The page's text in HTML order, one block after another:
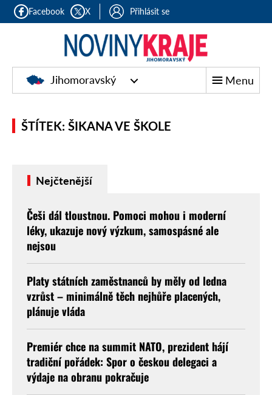
Facebook X Přihlásit se
Jihomoravský Menu
ŠTÍTEK: ŠIKANA VE ŠKOLE
Nejčtenější
Češi dál tloustnou. Pomoci mohou i moderní
léky, ukazuje nový výzkum, samospásné ale
nejsou
Platy státních zaměstnanců by měly od ledna
vzrůst – minimálně těch nejhůře placených,
plánuje vláda
Premiér chce na summit NATO, prezident hájí
tradiční pořádek: Spor o českou delegaci a
výdaje na obranu pokračuje